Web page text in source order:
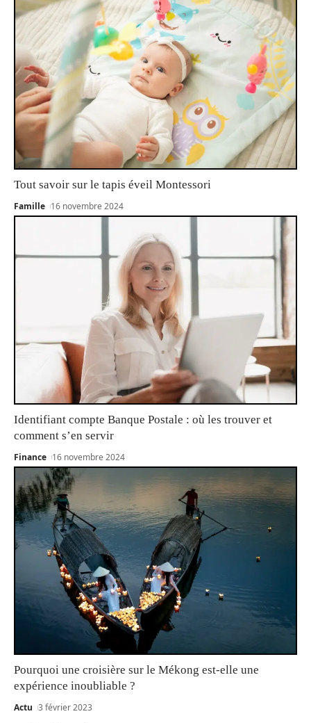
Tout savoir sur le tapis éveil Montessori
Famille 16 novembre 2024
Identifiant compte Banque Postale : où les trouver et
comment s’en servir
Finance 16 novembre 2024
Pourquoi une croisière sur le Mékong est-elle une
expérience inoubliable ?
Actu 3 février 2023